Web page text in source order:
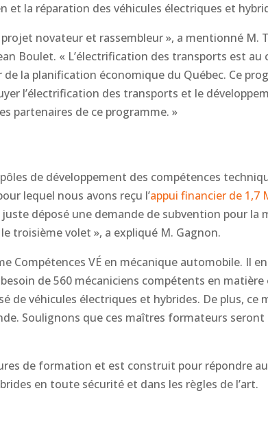
et la réparation des véhicules électriques et
projet novateur et rassembleur », a mentionné M.
Boulet. « L’électrification des transports est au
la planification économique du Québec. Ce
l’électrification des transports et le
partenaires de ce programme. »
de développement des compétences
lequel nous avons reçu l’appui financier de 1,7
déposé une demande de subvention pour la
troisième volet », a expliqué M. Gagnon.
Compétences VÉ en mécanique automobile. Il
de 560 mécaniciens compétents en matière
de véhicules électriques et hybrides. De plus, ce
Soulignons que ces maîtres formateurs seront
de formation et est construit pour répondre
en toute sécurité et dans les règles de l’art.